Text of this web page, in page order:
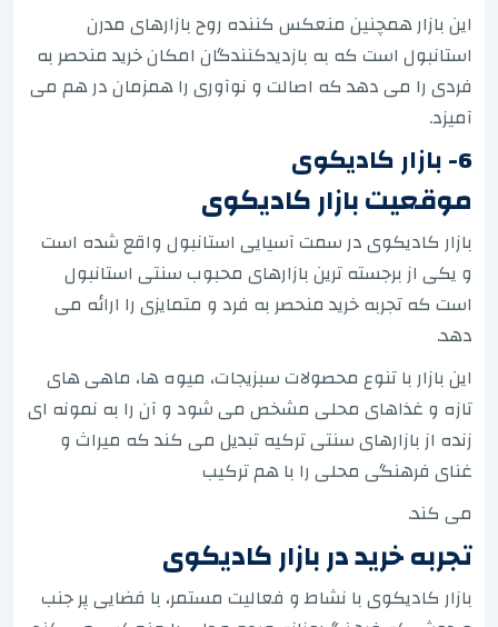
این بازار همچنین منعکس کننده روح بازارهای مدرن
استانبول است که به بازدیدکنندگان امکان خرید منحصر به
فردی را می دهد که اصالت و نوآوری را همزمان در هم می
آمیزد.
6- بازار کادیکوی
موقعیت بازار کادیکوی
بازار کادیکوی در سمت آسیایی استانبول واقع شده است
و یکی از برجسته ترین بازارهای محبوب سنتی استانبول
است که تجربه خرید منحصر به فرد و متمایزی را ارائه می
دهد.
این بازار با تنوع محصولات سبزیجات، میوه ها، ماهی های
تازه و غذاهای محلی مشخص می شود و آن را به نمونه ای
زنده از بازارهای سنتی ترکیه تبدیل می کند که میراث و
غنای فرهنگی محلی را با هم ترکیب
می کند.
تجربه خرید در بازار کادیکوی
بازار کادیکوی با نشاط و فعالیت مستمر، با فضایی پر جنب